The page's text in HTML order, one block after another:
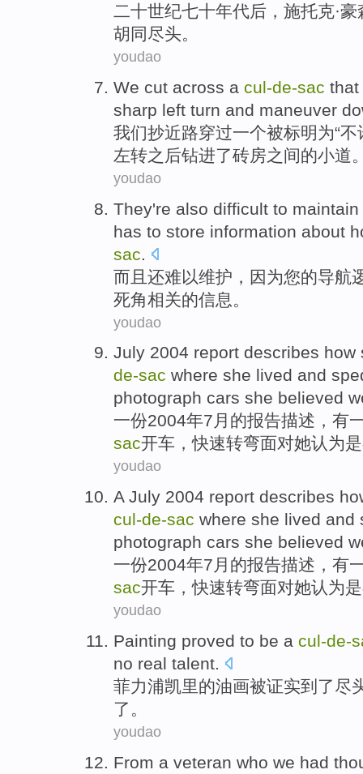
二十世纪七十年代后 ，施托克·豪
胡同尽头。
youdao
We cut across a cul-de-sac that
sharp left turn and maneuver
我们抄近路穿过一个被标明为“不
左转之后钻进了砖房之间的小道
youdao
They're also difficult to maintain
has to store information about
sac
而且 还难以维护 ， 因为您的导航
死角相关的信息 。
youdao
July 2004 report describes how
de-sac where she lived and
photograph cars she believed
一份2004年7 月的报告描述 ，有
sac开车 ，快速转弯面对她认为
youdao
A July 2004 report describes
cul-de-sac where she lived and
photograph cars she believed
一份2004年7月 的报告描述 ，有
sac开车 ，快速转弯面对她认为
youdao
Painting proved to be a cul-de-
no real talent.
菲力浦凯里的油画被证实到了尽
了。
youdao
From a veteran who we had